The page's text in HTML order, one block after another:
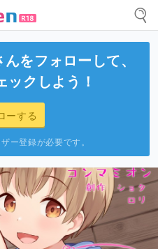
んをフォローして、
ックしよう！
ーする
ー登録が必要です。